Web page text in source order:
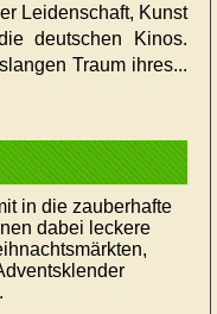
Leidenschaft, Kunst
deutschen Kinos.
Traum ihres...
in die zauberhafte
dabei leckere